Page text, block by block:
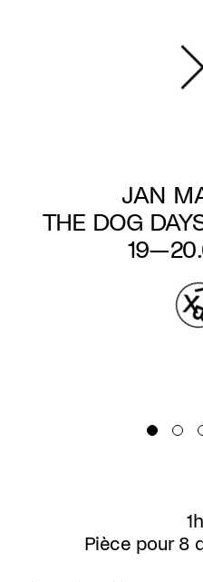
JAN
THE DOG
Pièce pour 8